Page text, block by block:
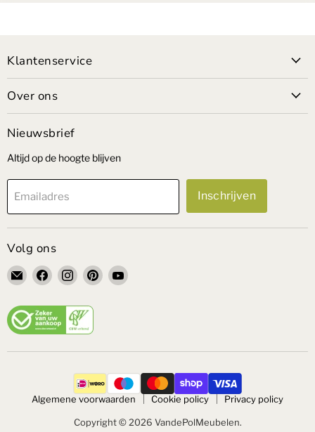
Klantenservice
Over ons
Nieuwsbrief
Altijd op de hoogte blijven
Emailadres Inschrijven
Volg ons
Email
VandePolMeubelen
Vind
ons
op
Facebook
Vind
ons
op
Instagram
Vind
ons
Vind
Algemene voorwaarden Cookie policy Privacy policy
Copyright © 2026 VandePolMeubelen.